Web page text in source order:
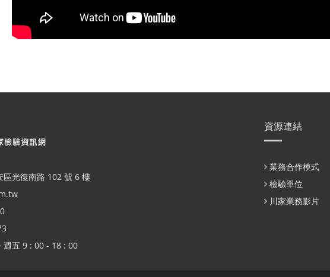
區光復南路 102 號 6 樓
週五 9 : 00 - 18 : 00
資源連結
業務合作模式
檢驗單位
川家業務影片